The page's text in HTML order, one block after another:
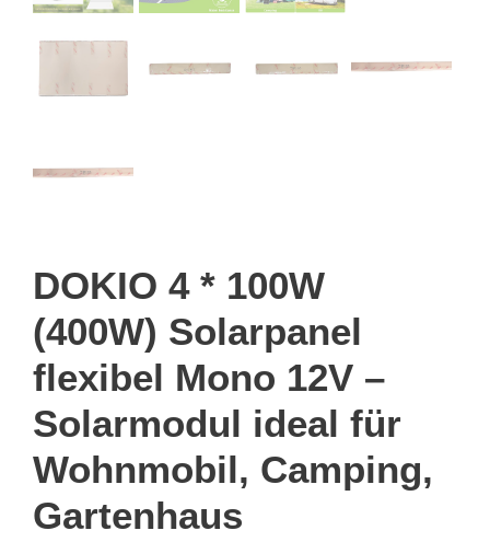
DOKIO 4 * 100W
(400W) Solarpanel
flexibel Mono 12V –
Solarmodul ideal für
Wohnmobil, Camping,
Gartenhaus